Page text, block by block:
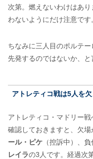
次第。燃えないわけはあ
わないようにだけ注意です
ちなみに三人目のポルテー
先発するのではないか、と
アトレティコ戦は5人を欠
アトレティコ・マドリー
確認しておきますと、欠
ール・ピケ （控訴中）、
レイラの3人です。経過次